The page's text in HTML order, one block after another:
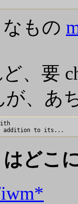
もの
、要
が、あ
どこ